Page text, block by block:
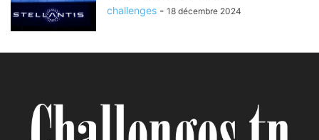
challenges - 18 décembre 2024